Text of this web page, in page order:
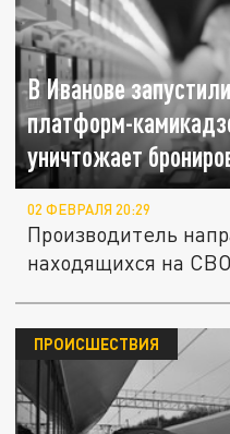
В Иванове
платформ-
уничтожает
02 ФЕВРАЛЯ 20:29
Производитель
находящихся на
ПРОИСШЕСТВИЯ